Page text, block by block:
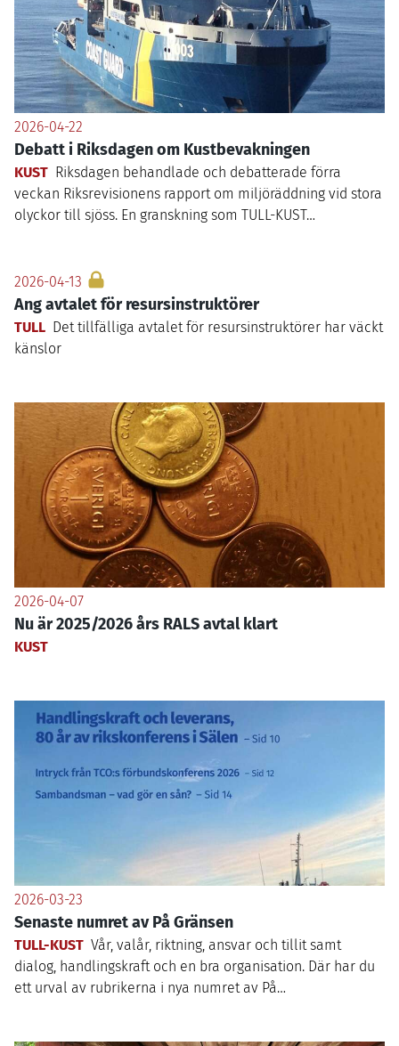
2026-04-22
Debatt i Riksdagen om Kustbevakningen
KUST Riksdagen behandlade och debatterade förra
veckan Riksrevisionens rapport om miljöräddning vid stora
olyckor till sjöss. En granskning som TULL-KUST…
2026-04-13
Ang avtalet för resursinstruktörer
TULL Det tillfälliga avtalet för resursinstruktörer har väckt
känslor
2026-04-07
Nu är 2025/2026 års RALS avtal klart
KUST
2026-03-23
Senaste numret av På Gränsen
TULL-KUST Vår, valår, riktning, ansvar och tillit samt
dialog, handlingskraft och en bra organisation. Där har du
ett urval av rubrikerna i nya numret av På…